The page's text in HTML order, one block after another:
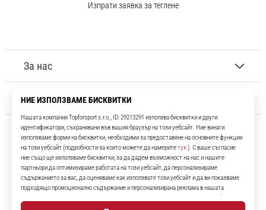
11teamsports.bg
Повече от 16 години ние сме ваши съотборници, представяйки ви
най-добрите и най-новите футболни продукти.
За нас
Обслужване на клиенти
Изпрати заявка за теглене